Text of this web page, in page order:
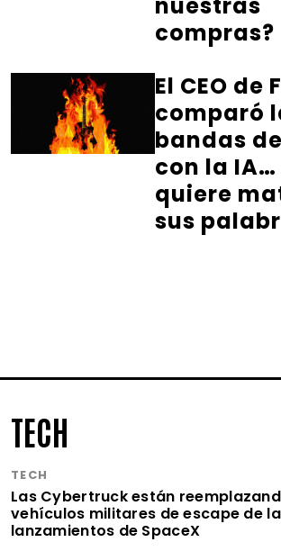
compras?
El CEO de
comparó
bandas
con la
quiere
sus
TECH
TECH
Las Cybertruck están
vehículos militares de escape de la
lanzamientos de SpaceX